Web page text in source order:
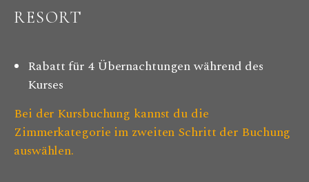
RESORT
Rabatt für 4 Übernachtungen während des
Kurses
Bei der Kursbuchung kannst du die
Zimmerkategorie im zweiten Schritt der Buchung
auswählen.